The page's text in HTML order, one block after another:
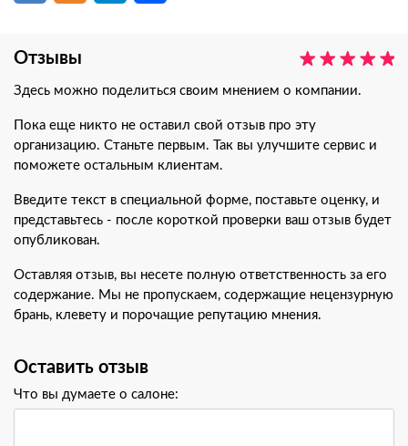
Отзывы
Здесь можно поделиться своим мнением о компании.
Пока еще никто не оставил свой отзыв про эту
организацию. Станьте первым. Так вы улучшите сервис и
поможете остальным клиентам.
Введите текст в специальной форме, поставьте оценку, и
представьтесь - после короткой проверки ваш отзыв будет
опубликован.
Оставляя отзыв, вы несете полную ответственность за его
содержание. Мы не пропускаем, содержащие нецензурную
брань, клевету и порочащие репутацию мнения.
Оставить отзыв
Что вы думаете о салоне: